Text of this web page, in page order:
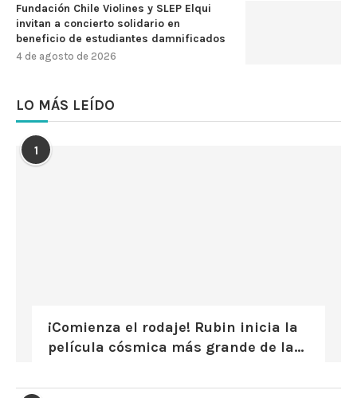
Fundación Chile Violines y SLEP Elqui
invitan a concierto solidario en
beneficio de estudiantes damnificados
4 de agosto de 2026
LO MÁS LEÍDO
1
¡Comienza el rodaje! Rubin inicia la
película cósmica más grande de la...